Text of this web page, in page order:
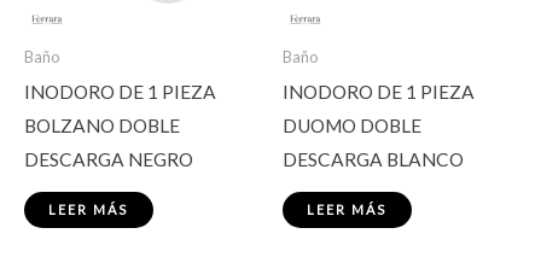
Baño
INODORO DE 1 PIEZA
BOLZANO DOBLE
DESCARGA NEGRO
LEER MÁS
Baño
INODORO DE 1 PIEZA
DUOMO DOBLE
DESCARGA BLANCO
LEER MÁS